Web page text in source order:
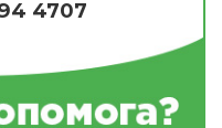
4707